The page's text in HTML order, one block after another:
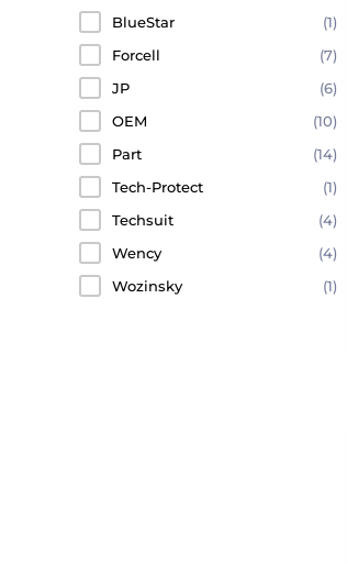
BlueStar
(1)
Forcell
(7)
JP
(6)
OEM
(10)
Part
(14)
Tech-Protect
(1)
Techsuit
(4)
Wency
(4)
Wozinsky
(1)